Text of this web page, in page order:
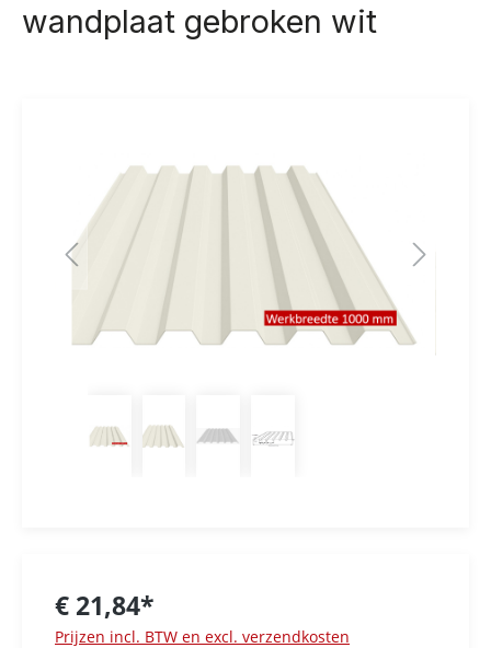
wandplaat gebroken wit
€ 21,84*
Prijzen incl. BTW en excl. verzendkosten